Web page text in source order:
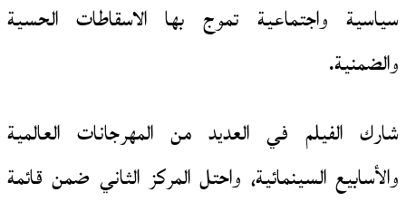
سياسية واجتماعية تموج بها الاسقاطات الحسية
والضمنية.
شارك الفيلم في العديد من المهرجانات العالمية
والأسابيع السينمائية، واحتل المركز الثاني ضمن قائمة